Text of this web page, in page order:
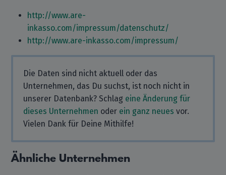
http://www.are-
inkasso.com/impressum/datenschutz/
http://www.are-inkasso.com/impressum/
Die Daten sind nicht aktuell oder das
Unternehmen, das Du suchst, ist noch nicht in
unserer Datenbank? Schlag eine Änderung für
dieses Unternehmen oder ein ganz neues vor.
Vielen Dank für Deine Mithilfe!
Ähnliche Unternehmen